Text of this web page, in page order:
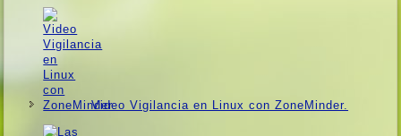
Video Vigilancia en Linux con ZoneMinder.